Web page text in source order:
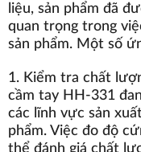
liệu, sản phẩm đã
quan trọng trong
sản phẩm. Một số
1. Kiểm tra chất
cầm tay HH-331
các lĩnh vực sản
phẩm. Việc đo độ
thể đánh giá chất